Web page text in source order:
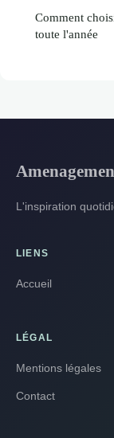
Comment
toute l'année
L'inspiration
LIENS
Accueil
LÉGAL
Mentions légales
Contact